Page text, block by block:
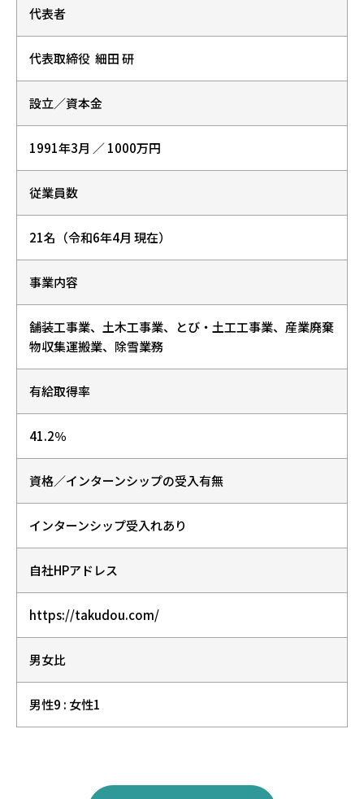
代表者
代表取締役  細田 研
設立／資本金
1991年3月 ／ 1000万円
従業員数
21名 （令和6年4月 現在）
事業内容
舗装工事業、土木工事業、とび・土工工事業、産業廃棄
物収集運搬業、除雪業務
有給取得率
41.2％
資格／インターンシップの受入有無
インターンシップ受入れあり
自社HPアドレス
https://takudou.com/
男女比
男性9 : 女性1